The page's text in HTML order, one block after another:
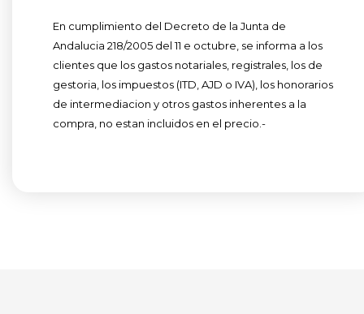
En cumplimiento del Decreto de la Junta de
Andalucia 218/2005 del 11 e octubre, se informa a los
clientes que los gastos notariales, registrales, los de
gestoria, los impuestos (ITD, AJD o IVA), los honorarios
de intermediacion y otros gastos inherentes a la
compra, no estan incluidos en el precio.-